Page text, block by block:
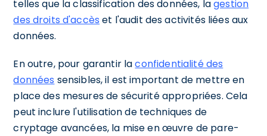
telles que la classification des données, lagestion
des droits d'accès et l'audit des activités liées aux
données.
En outre, pour garantir laconfidentialité des
données sensibles, il est important de mettre en
place des mesures de sécurité appropriées. Cela
peut inclure l'utilisation de techniques de
cryptage avancées, la mise en œuvre de pare-